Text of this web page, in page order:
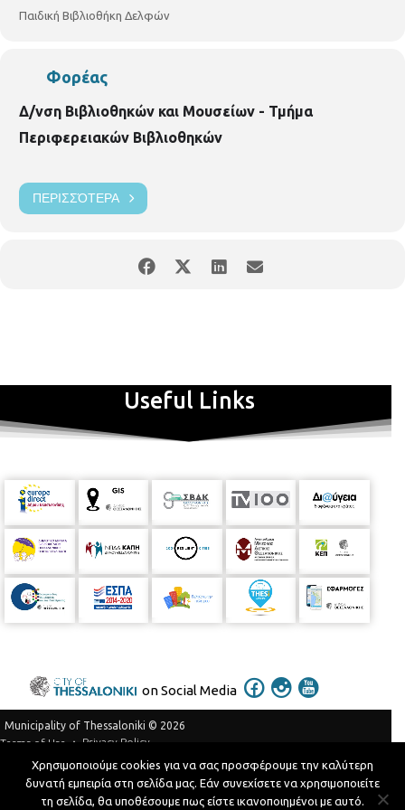
Παιδική Βιβλιοθήκη Δελφών
Φορέας
Δ/νση Βιβλιοθηκών και Μουσείων - Τμήμα
Περιφερειακών Βιβλιοθηκών
ΠΕΡΙΣΣΌΤΕΡΑ
Useful Links
on Social Media
Municipality of Thessaloniki © 2026
Terms of Use
Privacy Policy
Telephone Catalog
Developed byMyCompany Projects
Χρησιμοποιούμε cookies για να σας προσφέρουμε την καλύτερη
δυνατή εμπειρία στη σελίδα μας. Εάν συνεχίσετε να χρησιμοποιείτε
τη σελίδα, θα υποθέσουμε πως είστε ικανοποιημένοι με αυτό.